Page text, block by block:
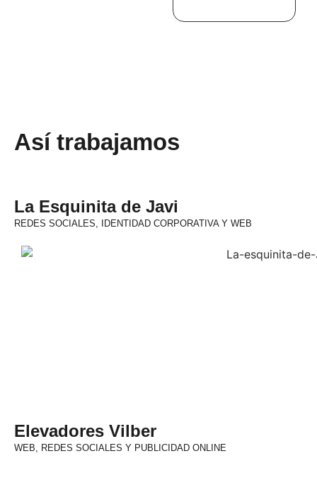
Así trabajamos
La Esquinita de Javi
REDES SOCIALES, IDENTIDAD CORPORATIVA Y WEB
Elevadores Vilber
WEB, REDES SOCIALES Y PUBLICIDAD ONLINE